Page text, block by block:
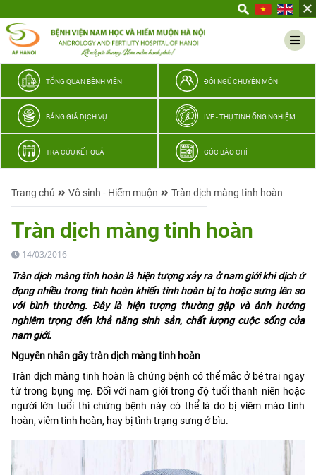
thương
TỔNG QUAN BỆNH VIỆN ĐỘI NGŨ CHUYÊN MÔN
BẢNG GIÁ DỊCH VỤ IVF - THỤ TINH ỐNG NGHIỆM
TRA CỨU KẾT QUẢ GÓC BÁO CHÍ
Trang chủ Vô sinh - Hiếm muộn Tràn dịch màng tinh hoàn
Tràn dịch màng tinh hoàn
14/03/2016
Tràn dịch màng tinh hoàn là hiện tượng xảy ra ở nam giới khi dịch ứ
đọng nhiều trong tinh hoàn khiến tinh hoàn bị to hoặc sưng lên so
với bình thường. Đây là hiện tượng thường gặp và ảnh hưởng
nghiêm trọng đến khả năng sinh sản, chất lượng cuộc sống của
nam giới.
Nguyên nhân gây tràn dịch màng tinh hoàn
Tràn dịch màng tinh hoàn là chứng bệnh có thể mắc ở bé trai ngay
từ trong bụng mẹ. Đối với nam giới trong độ tuổi thanh niên hoặc
người lớn tuổi thì chứng bệnh này có thể là do bị viêm mào tinh
hoàn, viêm tinh hoàn, hay bị tình trạng sưng ở bìu.